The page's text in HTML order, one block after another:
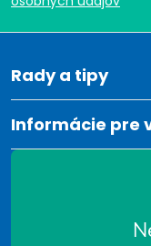
ä
t
e
Rady a tipy
Informácie pre